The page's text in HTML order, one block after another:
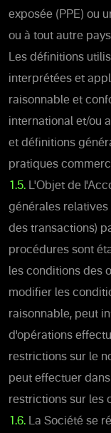
exposée (PPE) ou
ou à tout autre
Les définitions
interprétées et
raisonnable et
international et/ou
et définitions
pratiques
1.5. L'Objet de
générales relatives
des transactions)
procédures sont
les conditions des
modifier les
raisonnable, peut
d'opérations
restrictions sur le
peut effectuer
restrictions sur les
1.6. La Société se